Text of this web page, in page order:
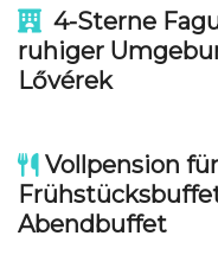
4-Sterne
ruhiger
Lővérek
Vollpension
Abendbuffet